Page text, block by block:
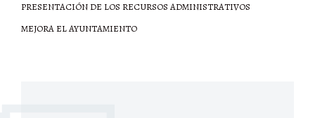
PRESENTACIÓN DE LOS RECURSOS ADMINISTRATIVOS
MEJORA EL AYUNTAMIENTO